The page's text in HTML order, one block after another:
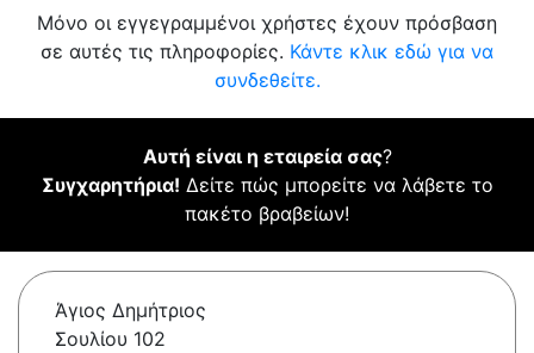
Μόνο οι εγγεγραμμένοι χρήστες έχουν πρόσβαση
σε αυτές τις πληροφορίες. Κάντε κλικ εδώ για να
συνδεθείτε.
Αυτή είναι η εταιρεία σας?
Συγχαρητήρια! Δείτε πώς μπορείτε να λάβετε το
πακέτο βραβείων!
Άγιος Δημήτριος
Σουλίου 102